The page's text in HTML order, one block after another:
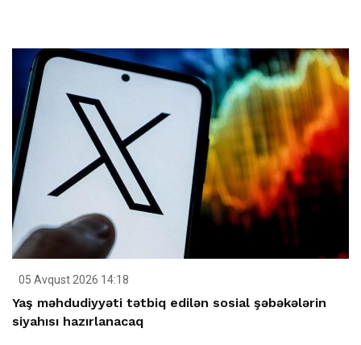
05 Avqust 2026 14:18
Yaş məhdudiyyəti tətbiq edilən sosial şəbəkələrin
siyahısı hazırlanacaq